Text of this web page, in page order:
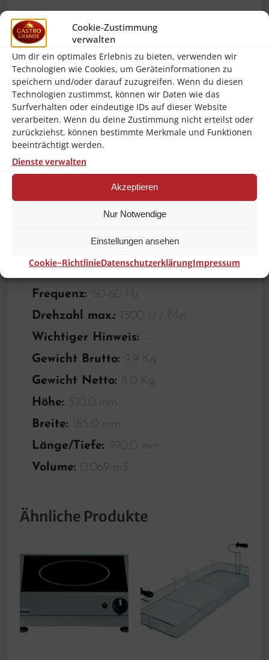
Cookie-Zustimmung
verwalten
Um dir ein optimales Erlebnis zu bieten, verwenden wir
Technologien wie Cookies, um Geräteinformationen zu
speichern und/oder darauf zuzugreifen. Wenn du diesen
Technologien zustimmst, können wir Daten wie das
Surfverhalten oder eindeutige IDs auf dieser Website
verarbeiten. Wenn du deine Zustimmung nicht erteilst oder
zurückziehst, können bestimmte Merkmale und Funktionen
beeinträchtigt werden.
Dienste verwalten
Akzeptieren
Nur Notwendige
Einstellungen ansehen
Cookie-RichtlinieDatenschutzerklärungImpressum
Herstellernummer:
Brand:Bartscher
Spannung: 230 V
Überhitzungsschutz:Ja
Ausgelegt für:
Siebträgerkaffeemaschinen
Inhalt Bohnenbehälter:
Ein-/Ausschalter:
IP21
zu 600 g Kaffeemehl ,Dosierung regelbar
Frequenz: 50-60 Hz
Drehzahl max.: 1300 U / Min.
Wichtiger Hinweis: –
Gewicht Brutto: 9.9 Kg
Gewicht Netto: 8.0 Kg
Höhe: 510.0 mm
Breite: 165.0 mm
Länge/Tiefe: 390.0 mm
Volume: 0.069 m3
Ähnliche Produkte